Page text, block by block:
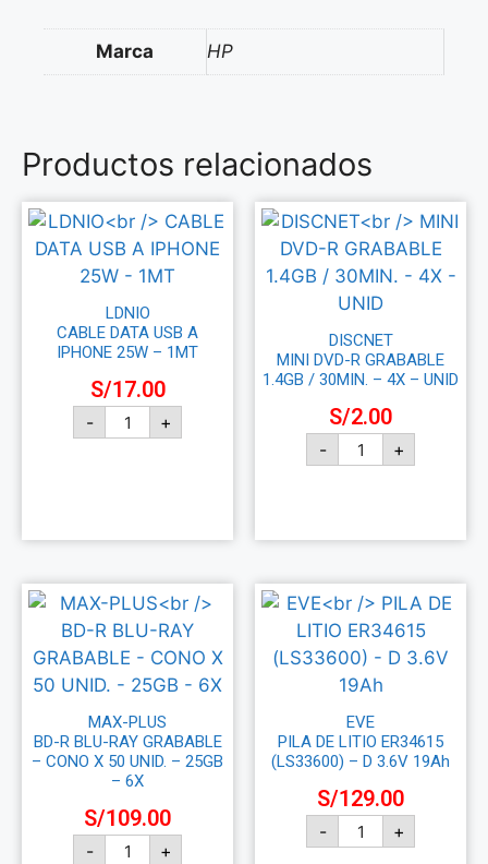
Marca HP
Productos relacionados
LDNIO
CABLE DATA USB A
IPHONE 25W – 1MT
S/17.00
- +
DISCNET
MINI DVD-R GRABABLE
1.4GB / 30MIN. – 4X – UNID
S/2.00
- +
MAX-PLUS
BD-R BLU-RAY GRABABLE
– CONO X 50 UNID. – 25GB
– 6X
S/109.00
- +
EVE
PILA DE LITIO ER34615
(LS33600) – D 3.6V 19Ah
S/129.00
- +